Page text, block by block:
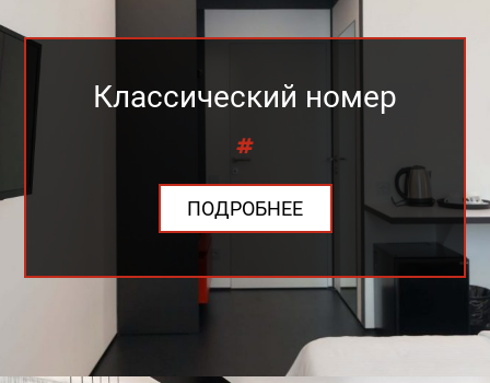
Классический номер
ПОДРОБНЕЕ